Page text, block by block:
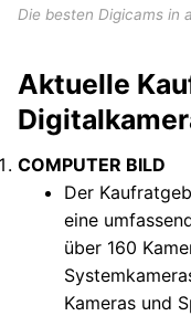
Die besten Digicams in
Aktuelle
COMPUTER BILD
Der
eine
über 160
Kameras und